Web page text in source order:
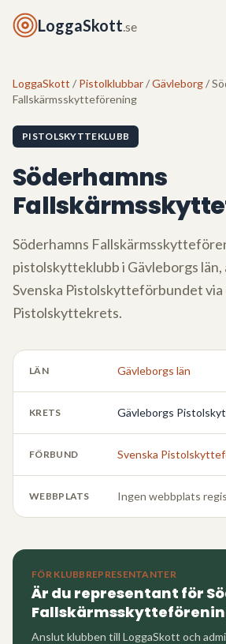
LoggaSkott.se
LoggaSkott / Pistolklubbar/Gävleborg/
Fallskärmsskytteförening
PISTOLSKYTTEKLUBB
Söderhamns
Söderhamns
pistolskytteklubb i Gävleborgs län
Svenska Pistolskytteförbundet via
Pistolskyttekrets.
LÄN Gävleborgs län
KRETS Gävleborgs
FÖRBUND Svenska
WEBBPLATS Ingen webbplats
FÖR KLUBBREPRESENTANTER
Är du representant för
Anslut klubben till LoggaSkott och